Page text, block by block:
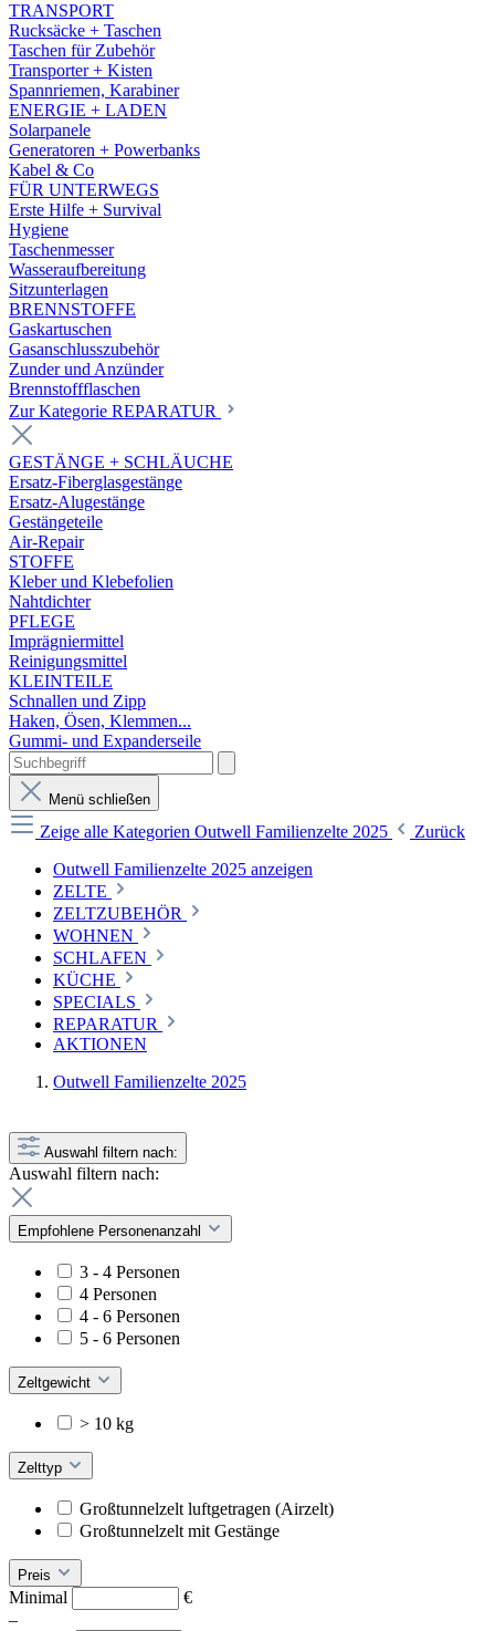
TRANSPORT
Rucksäcke + Taschen
Taschen für Zubehör
Transporter + Kisten
Spannriemen, Karabiner
ENERGIE + LADEN
Solarpanele
Generatoren + Powerbanks
Kabel & Co
FÜR UNTERWEGS
Erste Hilfe + Survival
Hygiene
Taschenmesser
Wasseraufbereitung
Sitzunterlagen
BRENNSTOFFE
Gaskartuschen
Gasanschlusszubehör
Zunder und Anzünder
Brennstoffflaschen
Zur Kategorie REPARATUR
GESTÄNGE + SCHLÄUCHE
Ersatz-Fiberglasgestänge
Ersatz-Alugestänge
Gestängeteile
Air-Repair
STOFFE
Kleber und Klebefolien
Nahtdichter
PFLEGE
Imprägniermittel
Reinigungsmittel
KLEINTEILE
Schnallen und Zipp
Haken, Ösen, Klemmen...
Gummi- und Expanderseile
Menü schließen
Zeige alle Kategorien Outwell Familienzelte 2025
Zurück
Outwell Familienzelte 2025 anzeigen
ZELTE
ZELTZUBEHÖR
WOHNEN
SCHLAFEN
KÜCHE
SPECIALS
REPARATUR
AKTIONEN
Outwell Familienzelte 2025
Auswahl filtern nach:
Auswahl filtern nach:
Empfohlene Personenanzahl
3 - 4 Personen
4 Personen
4 - 6 Personen
5 - 6 Personen
Zeltgewicht
> 10 kg
Zelttyp
Großtunnelzelt luftgetragen (Airzelt)
Großtunnelzelt mit Gestänge
Preis
Minimal
€
–